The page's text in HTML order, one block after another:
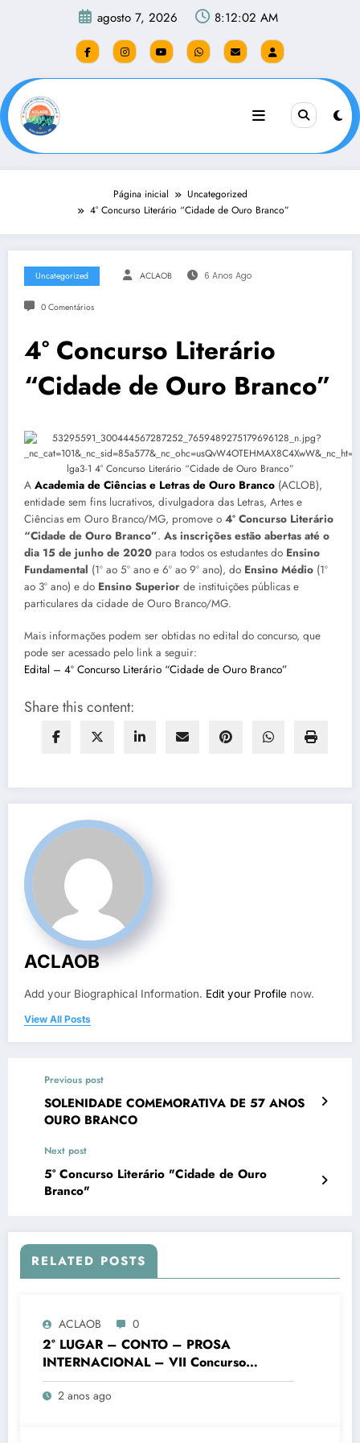
agosto 7, 2026 8:12:03 AM
Página inicial
Uncategorized
4° Concurso Literário “Cidade de Ouro Branco”
Uncategorized ACLAOB 6 Anos Ago
0 Comentários
4° Concurso Literário
“Cidade de Ouro Branco”
A Academia de Ciências e Letras de Ouro Branco (ACLOB),
entidade sem fins lucrativos, divulgadora das Letras, Artes e
Ciências em Ouro Branco/MG, promove o 4º Concurso Literário
“Cidade de Ouro Branco”. As inscrições estão abertas até o
dia 15 de junho de 2020 para todos os estudantes do Ensino
Fundamental (1º ao 5º ano e 6º ao 9º ano), do Ensino Médio (1º
ao 3º ano) e do Ensino Superior de instituições públicas e
particulares da cidade de Ouro Branco/MG.
Mais informações podem ser obtidas no edital do concurso, que
pode ser acessado pelo link a seguir:
Edital – 4º Concurso Literário “Cidade de Ouro Branco”
Share this content:
ACLAOB
Add your Biographical Information. Edit your Profile now.
View All Posts
Previous post
SOLENIDADE COMEMORATIVA DE 57 ANOS
OURO BRANCO
Next post
5° Concurso Literário "Cidade de Ouro
Branco"
RELATED POSTS
ACLAOB 0
2° LUGAR – CONTO – PROSA
INTERNACIONAL – VII Concurso
Literário “Cidade de Ouro Branco”
2 anos ago